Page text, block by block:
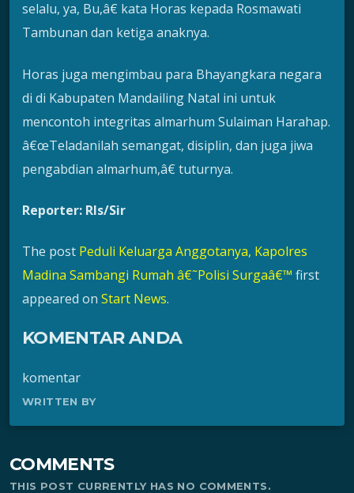
selalu, ya, Bu,â€ kata Horas kepada Rosmawati
Tambunan dan ketiga anaknya.
Horas juga mengimbau para Bhayangkara negara
di di Kabupaten Mandailing Natal ini untuk
mencontoh integritas almarhum Sulaiman Harahap.
â€œTeladanilah semangat, disiplin, dan juga jiwa
pengabdian almarhum,â€ tuturnya.
Reporter: Rls/Sir
The post Peduli Keluarga Anggotanya, Kapolres
Madina Sambangi Rumah â€˜Polisi Surgaâ€™ first
appeared on Start News.
KOMENTAR ANDA
komentar
WRITTEN BY
COMMENTS
THIS POST CURRENTLY HAS NO COMMENTS.